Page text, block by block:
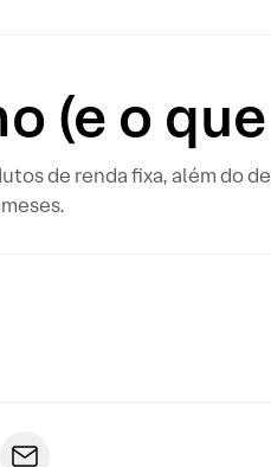
(e o
de renda fixa, além do